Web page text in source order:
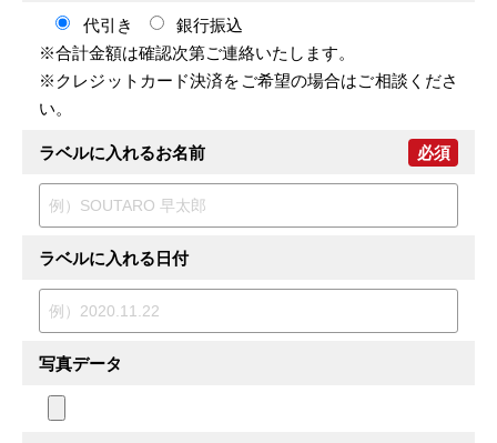
代引き
銀行振込
※合計金額は確認次第ご連絡いたします。
※クレジットカード決済をご希望の場合はご相談くださ
い。
ラベルに入れるお名前 必須
ラベルに入れる日付
写真データ